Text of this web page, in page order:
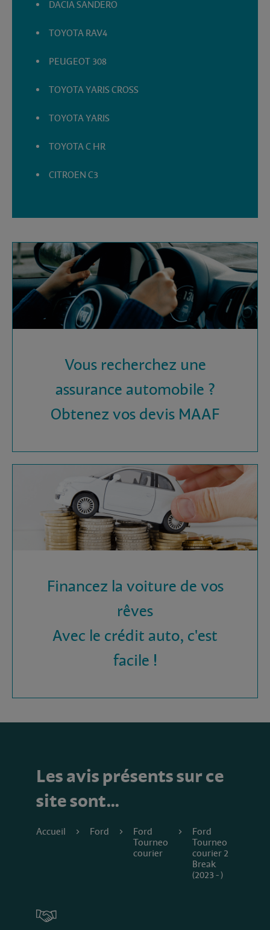
DACIA SANDERO
TOYOTA RAV4
PEUGEOT 308
TOYOTA YARIS CROSS
TOYOTA YARIS
TOYOTA C HR
CITROEN C3
Vous recherchez une
assurance automobile ?
Obtenez vos devis MAAF
Financez la voiture de vos
rêves
Avec le crédit auto, c'est
facile !
Les avis présents sur ce
site sont…
Accueil Ford
Ford
Tourneo
courier
Ford
Tourneo
courier 2
Break
(2023 - )